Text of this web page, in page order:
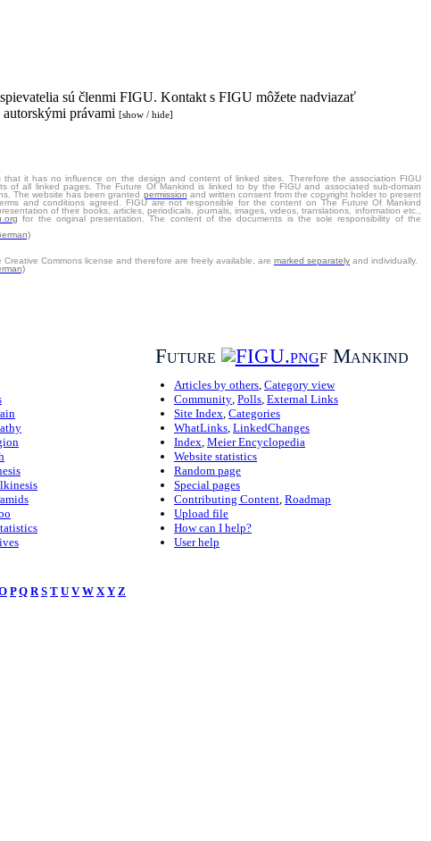
sú členmi FIGU. Kontakt s FIGU môžete nadviazať
právami [show / hide]
that it has no influence on the design and content of linked sites. Therefore the association FIGU
of all linked pages. The Future Of Mankind is linked to by the FIGU and associated sub-domain
The website has been granted permission and written consent from the copyright holder to present
and conditions agreed. FIGU are not responsible for the content on The Future Of Mankind
of their books, articles, periodicals, journals, images, videos, translations, information etc.,
for the original presentation. The content of the documents is the sole responsibility of the
Commons license and therefore are freely available, are marked separately and individually.
Future f Mankind
Articles by others, Category view
Community, Polls, External Links
Site Index, Categories
WhatLinks, LinkedChanges
Index, Meier Encyclopedia
Website statistics
Random page
Special pages
Contributing Content, Roadmap
Upload file
How can I help?
User help
P Q R S T U V W X Y Z